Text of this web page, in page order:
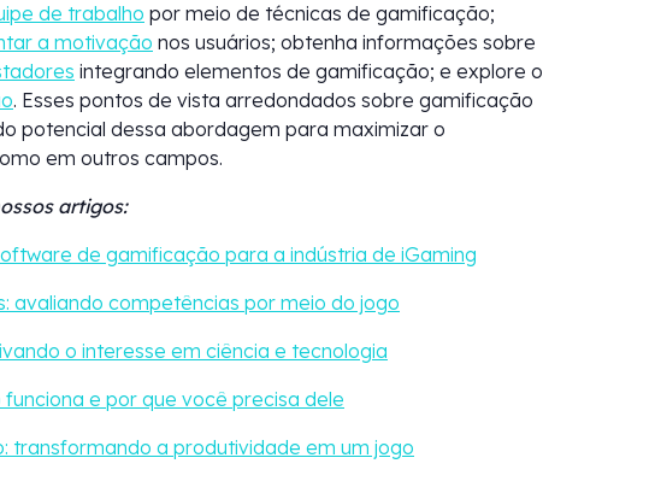
de trabalho por meio de técnicas de gamificação;
a motivação nos usuários; obtenha informações sobre
integrando elementos de gamificação; e explore o
. Esses pontos de vista arredondados sobre gamificação
potencial dessa abordagem para maximizar o
em outros campos.
artigos:
de gamificação para a indústria de iGaming
avaliando competências por meio do jogo
o interesse em ciência e tecnologia
e por que você precisa dele
a produtividade em um jogo